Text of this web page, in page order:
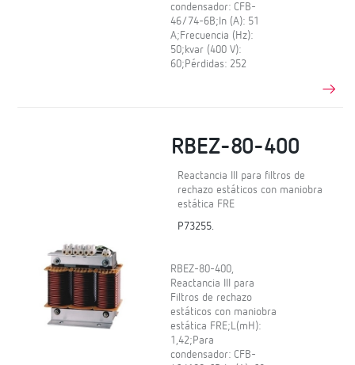
condensador: CFB-
46/74-6B;In (A): 51
A;Frecuencia (Hz):
50;kvar (400 V):
60;Pérdidas: 252
RBEZ-80-400
Reactancia III para filtros de
rechazo estáticos con maniobra
estática FRE
P73255.
RBEZ-80-400,
Reactancia III para
Filtros de rechazo
estáticos con maniobra
estática FRE;L(mH):
1,42;Para
condensador: CFB-